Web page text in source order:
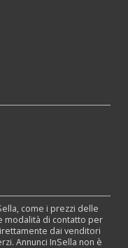
come i prezzi delle
modalità di contatto per
dai venditori
Annunci InSella non è